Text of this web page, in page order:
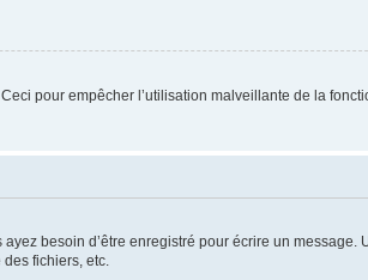
pour empêcher l’utilisation malveillante de la
besoin d’être enregistré pour écrire un message.
fichiers, etc.